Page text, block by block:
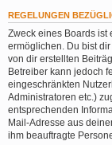
REGELUNGEN
Zweck eines Boards ist
ermöglichen. Du bist
von dir erstellten
Betreiber kann jedoch
eingeschränkten
Administratoren etc.)
entsprechenden
Mail-Adresse aus
ihm beauftragte